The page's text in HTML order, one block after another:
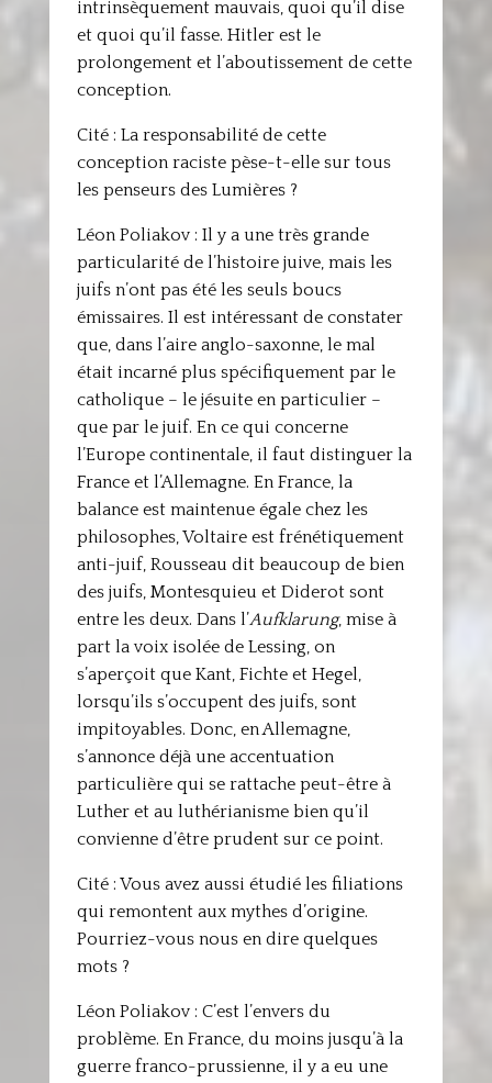
intrinsèquement mauvais, quoi qu’il dise
et quoi qu’il fasse. Hitler est le
prolongement et l’aboutissement de cette
conception.
Cité : La responsabilité de cette
conception raciste pèse-t-elle sur tous
les penseurs des Lumières ?
Léon Poliakov : Il y a une très grande
particularité de l’histoire juive, mais les
juifs n’ont pas été les seuls boucs
émissaires. Il est intéressant de constater
que, dans l’aire anglo-saxonne, le mal
était incarné plus spécifiquement par le
catholique – le jésuite en particulier –
que par le juif. En ce qui concerne
l’Europe continentale, il faut distinguer la
France et l’Allemagne. En France, la
balance est maintenue égale chez les
philosophes, Voltaire est frénétiquement
anti-juif, Rousseau dit beaucoup de bien
des juifs, Montesquieu et Diderot sont
entre les deux. Dans l’Aufklarung, mise à
part la voix isolée de Lessing, on
s’aperçoit que Kant, Fichte et Hegel,
lorsqu’ils s’occupent des juifs, sont
impitoyables. Donc, en Allemagne,
s’annonce déjà une accentuation
particulière qui se rattache peut-être à
Luther et au luthérianisme bien qu’il
convienne d’être prudent sur ce point.
Cité : Vous avez aussi étudié les filiations
qui remontent aux mythes d’origine.
Pourriez-vous nous en dire quelques
mots ?
Léon Poliakov : C’est l’envers du
problème. En France, du moins jusqu’à la
guerre franco-prussienne, il y a eu une